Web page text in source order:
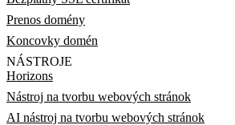
Prenos domény
Koncovky domén
NÁSTROJE
Horizons
Nástroj na tvorbu webových stránok
AI nástroj na tvorbu webových stránok